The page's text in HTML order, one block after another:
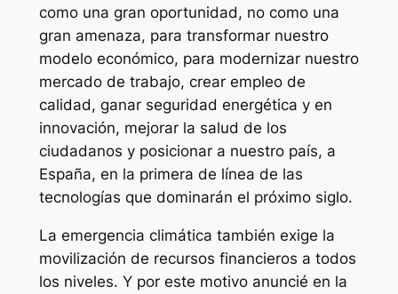
como una gran oportunidad, no como una
gran amenaza, para transformar nuestro
modelo económico, para modernizar nuestro
mercado de trabajo, crear empleo de
calidad, ganar seguridad energética y en
innovación, mejorar la salud de los
ciudadanos y posicionar a nuestro país, a
España, en la primera de línea de las
tecnologías que dominarán el próximo siglo.
La emergencia climática también exige la
movilización de recursos financieros a todos
los niveles. Y por este motivo anuncié en la